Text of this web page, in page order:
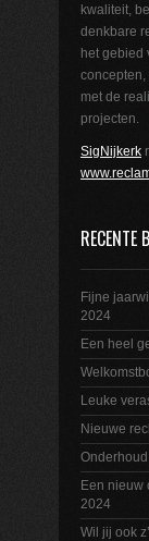
kwaliteit,
denkbare
het gebied
concepten,
met de
projecten.
SigNijkerk
RECENTE
Fijne
2024
Een heel
Leuke
Nieuwe
Een nieuw
2024
Wil jij ook